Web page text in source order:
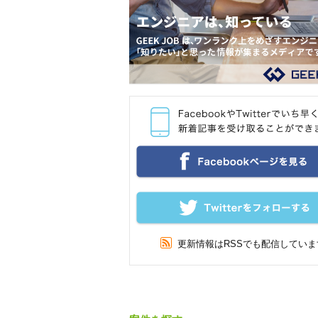
更新情報はRSSでも配信していま